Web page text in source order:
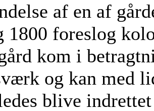
af en af
1800 foreslog
kom i
og kan med
blive